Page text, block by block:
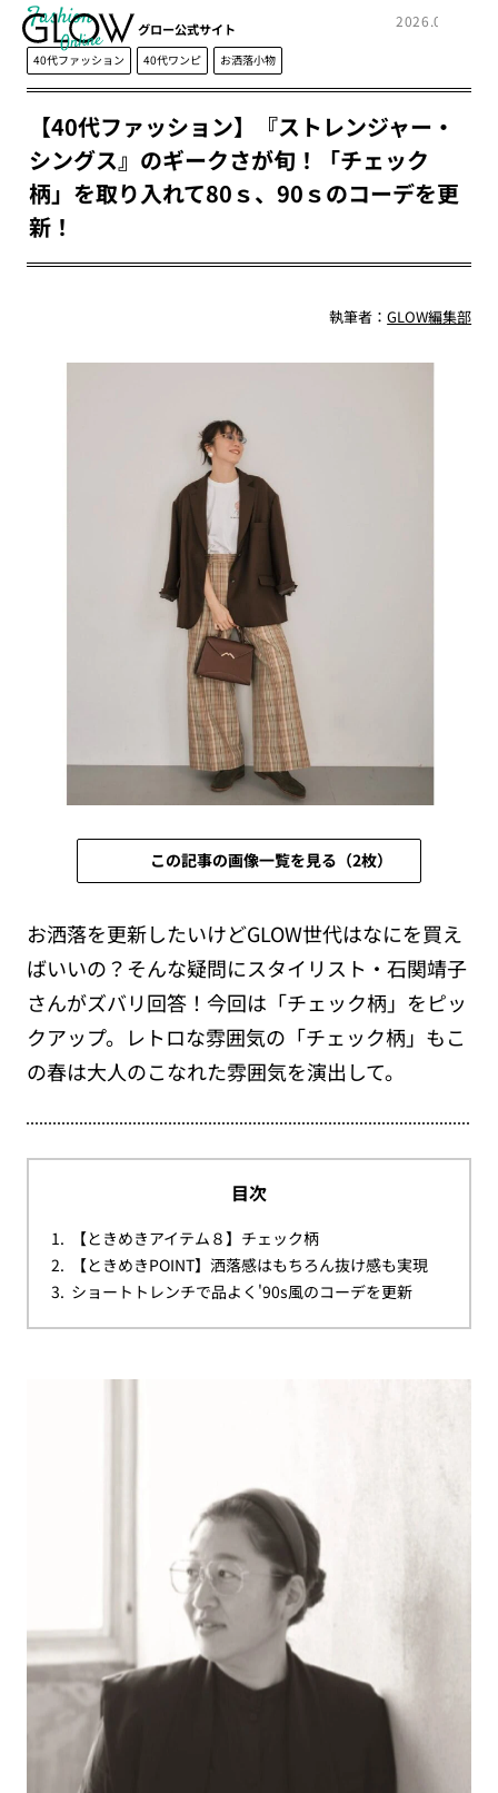
グロー公式サイト 2026.03.17
Fashion
40代ファッション 40代ワンピ お洒落小物
【40代ファッション】『ストレンジャー・
シングス』のギークさが旬！「チェック
柄」を取り入れて80ｓ、90ｓのコーデを更
新！
執筆者：GLOW編集部
この記事の画像一覧を見る（2枚）
お洒落を更新したいけどGLOW世代はなにを買え
ばいいの？そんな疑問にスタイリスト・石関靖子
さんがズバリ回答！今回は「チェック柄」をピッ
クアップ。レトロな雰囲気の「チェック柄」もこ
の春は大人のこなれた雰囲気を演出して。
目次
【ときめきアイテム８】チェック柄
【ときめきPOINT】洒落感はもちろん抜け感も実現
ショートトレンチで品よく'90s風のコーデを更新